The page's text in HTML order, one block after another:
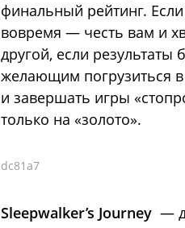
финальный рейтинг.
вовремя — честь вам и
другой, если
желающим погрузиться
и завершать игры
только на «золото».
dc81a7
Sleepwalker’s Journey —